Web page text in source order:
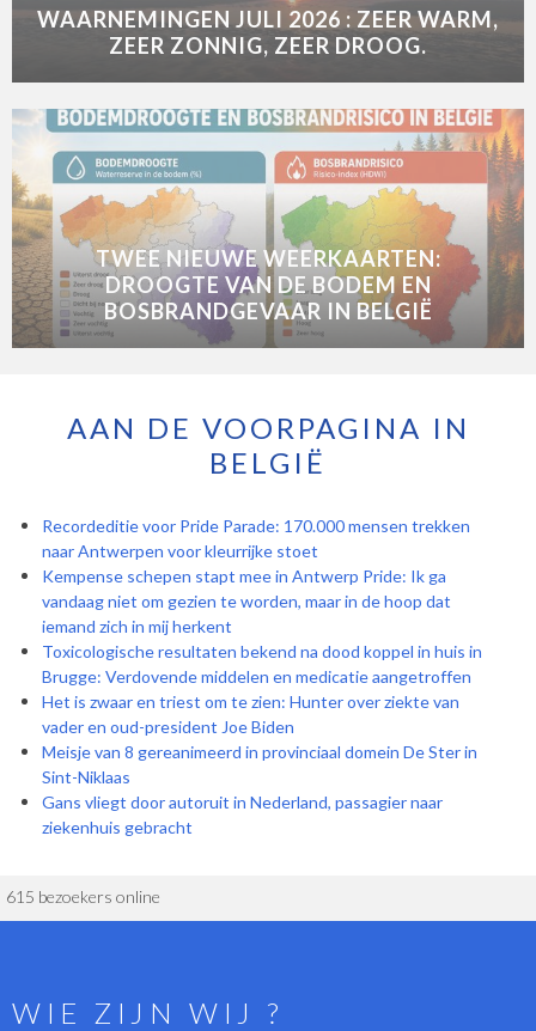
WAARNEMINGEN JULI 2026 : ZEER WARM,
ZEER ZONNIG, ZEER DROOG.
TWEE NIEUWE WEERKAARTEN:
DROOGTE VAN DE BODEM EN
BOSBRANDGEVAAR IN BELGIË
AAN DE VOORPAGINA IN
BELGIË
Recordeditie voor Pride Parade: 170.000 mensen trekken
naar Antwerpen voor kleurrijke stoet
Kempense schepen stapt mee in Antwerp Pride: Ik ga
vandaag niet om gezien te worden, maar in de hoop dat
iemand zich in mij herkent
Toxicologische resultaten bekend na dood koppel in huis in
Brugge: Verdovende middelen en medicatie aangetroffen
Het is zwaar en triest om te zien: Hunter over ziekte van
vader en oud-president Joe Biden
Meisje van 8 gereanimeerd in provinciaal domein De Ster in
Sint-Niklaas
Gans vliegt door autoruit in Nederland, passagier naar
ziekenhuis gebracht
615 bezoekers online
WIE ZIJN WIJ ?